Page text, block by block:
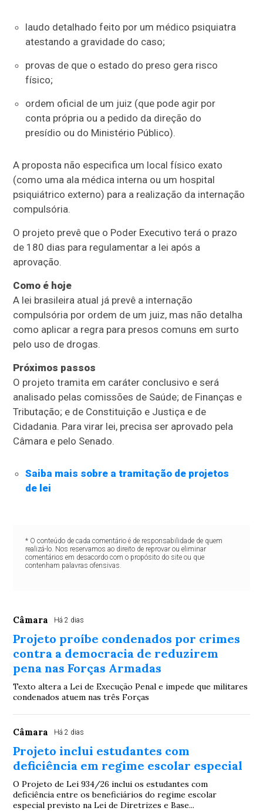
laudo detalhado feito por um médico psiquiatra
atestando a gravidade do caso;
provas de que o estado do preso gera risco
físico;
ordem oficial de um juiz (que pode agir por
conta própria ou a pedido da direção do
presídio ou do Ministério Público).
A proposta não especifica um local físico exato
(como uma ala médica interna ou um hospital
psiquiátrico externo) para a realização da internação
compulsória.
O projeto prevê que o Poder Executivo terá o prazo
de 180 dias para regulamentar a lei após a
aprovação.
Como é hoje
A lei brasileira atual já prevê a internação
compulsória por ordem de um juiz, mas não detalha
como aplicar a regra para presos comuns em surto
pelo uso de drogas.
Próximos passos
O projeto tramita em caráter conclusivo e será
analisado pelas comissões de Saúde; de Finanças e
Tributação; e de Constituição e Justiça e de
Cidadania. Para virar lei, precisa ser aprovado pela
Câmara e pelo Senado.
Saiba mais sobre a tramitação de projetos
de lei
* O conteúdo de cada comentário é de responsabilidade de quem
realizá-lo. Nos reservamos ao direito de reprovar ou eliminar
comentários em desacordo com o propósito do site ou que
contenham palavras ofensivas.
Câmara Há 2 dias
Projeto proíbe condenados por crimes
contra a democracia de reduzirem
pena nas Forças Armadas
Texto altera a Lei de Execução Penal e impede que militares
condenados atuem nas três Forças
Câmara Há 2 dias
Projeto inclui estudantes com
deficiência em regime escolar especial
O Projeto de Lei 934/26 inclui os estudantes com
deficiência entre os beneficiários do regime escolar
especial previsto na Lei de Diretrizes e Base...